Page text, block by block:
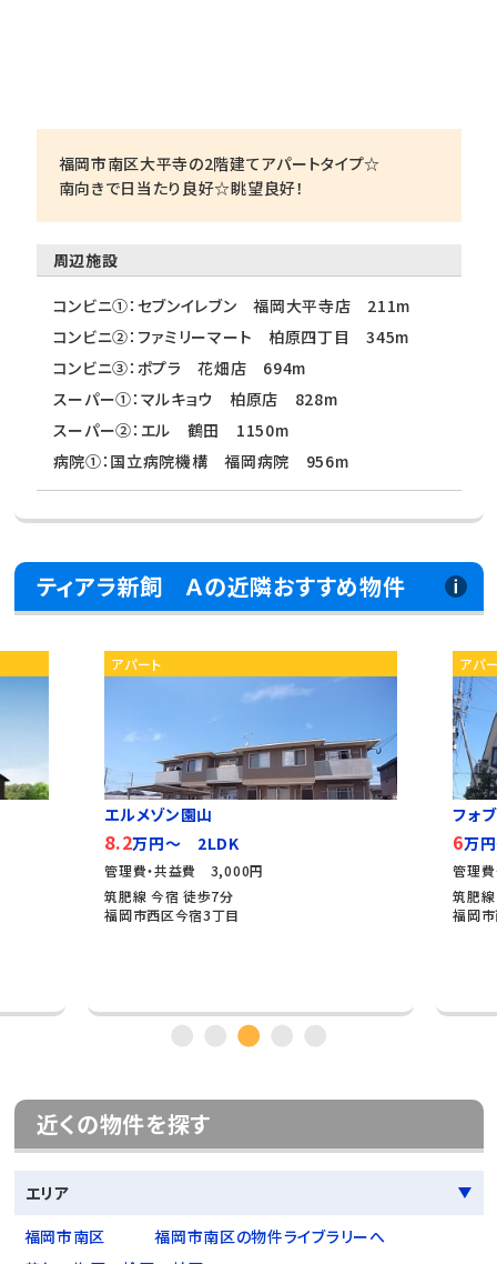
福岡市南区大平寺の2階建てアパートタイプ☆
南向きで日当たり良好☆眺望良好！
周辺施設
コンビニ①：セブンイレブン 福岡大平寺店 211m
コンビニ②：ファミリーマート 柏原四丁目 345m
コンビニ③：ポプラ 花畑店 694m
スーパー①：マルキョウ 柏原店 828m
スーパー②：エル 鶴田 1150m
病院①：国立病院機構 福岡病院 956m
ティアラ新飼 Ａの近隣おすすめ物件
アパート
エルメゾン園山
8.2万円～ 2LDK
管理費・共益費 3,000円
筑肥線 今宿 徒歩7分
福岡市西区今宿3丁目
アパ
フォ
6万
管理
筑肥
福岡
近くの物件を探す
エリア
福岡市南区
福岡市南区の物件ライブラリーへ